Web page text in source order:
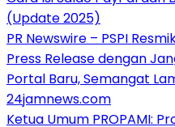
(Update 2025)
PR Newswire – PSPI
Press Release dengan
Portal Baru, Semangat
24jamnews.com
Ketua Umum PROPAMI: